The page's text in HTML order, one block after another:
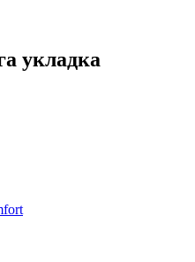
укладка